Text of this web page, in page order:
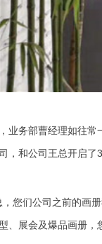
业务部曹经理如往常
，和公司王总开启了
，您们公司之前的画
、展会及爆品画册，